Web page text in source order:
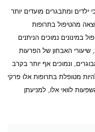
ומתבגרים מועדים יותר
מהטיפול בתרופות
במינונים נמוכים הניתנים
שיעורי האבחון של הפרעות
ונמוכים אף יותר בקרב
מטופלת בתרופות אלו פרקי
לוואי אלו, למניעתן